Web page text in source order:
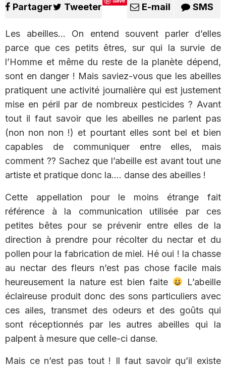
Partager Tweeter E-mail SMS
Les abeilles… On entend souvent parler d’elles
parce que ces petits êtres, sur qui la survie de
l’Homme et même du reste de la planète dépend,
sont en danger ! Mais saviez-vous que les abeilles
pratiquent une activité journalière qui est justement
mise en péril par de nombreux pesticides ? Avant
tout il faut savoir que les abeilles ne parlent pas
(non non non !) et pourtant elles sont bel et bien
capables de communiquer entre elles, mais
comment ?? Sachez que l’abeille est avant tout une
artiste et pratique donc la…. danse des abeilles !
Cette appellation pour le moins étrange fait
référence à la communication utilisée par ces
petites bêtes pour se prévenir entre elles de la
direction à prendre pour récolter du nectar et du
pollen pour la fabrication de miel. Hé oui ! la chasse
au nectar des fleurs n’est pas chose facile mais
heureusement la nature est bien faite
L’abeille
éclaireuse produit donc des sons particuliers avec
ces ailes, transmet des odeurs et des goûts qui
sont réceptionnés par les autres abeilles qui la
palpent à mesure que celle-ci danse.
Mais ce n’est pas tout ! Il faut savoir qu’il existe